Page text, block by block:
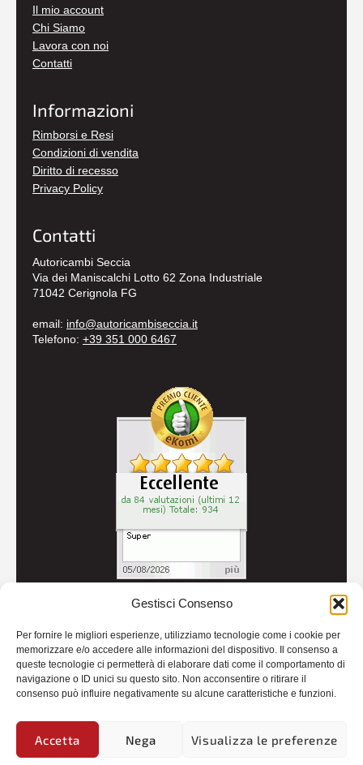
Gestisci Consenso
Per fornire le migliori esperienze, utilizziamo tecnologie come i cookie per
memorizzare e/o accedere alle informazioni del dispositivo. Il consenso a
queste tecnologie ci permetterà di elaborare dati come il comportamento di
navigazione o ID unici su questo sito. Non acconsentire o ritirare il
consenso può influire negativamente su alcune caratteristiche e funzioni.
Accetta Nega Visualizza le preferenze
Il mio account
Chi Siamo
Lavora con noi
Contatti
Informazioni
Rimborsi e Resi
Condizioni di vendita
Diritto di recesso
Privacy Policy
Contatti
Autoricambi Seccia
Via dei Maniscalchi Lotto 62 Zona Industriale
71042 Cerignola FG
email: info@autoricambiseccia.it
Telefono: +39 351 000 6467
Credits